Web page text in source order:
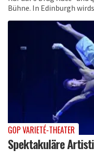
Bühne. In Edinburgh
GOP VARIETÉ-THEATER
Spektakuläre